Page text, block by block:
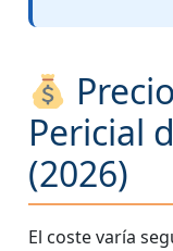
Pericial
(2026)
El coste varía